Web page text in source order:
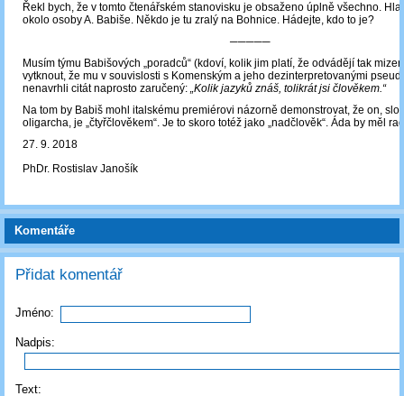
Řekl bych, že v tomto čtenářském stanovisku je obsaženo úplně všechno.
okolo osoby A. Babiše. Někdo je tu zralý na Bohnice. Hádejte, kdo to je?
─────
Musím týmu Babišových „poradců“ (kdoví, kolik jim platí, že odvádějí tak
vytknout, že mu v souvislosti s Komenským a jeho dezinterpretovanými
nenavrhli citát naprosto zaručený: „Kolik jazyků znáš, tolikrát jsi člověkem.“
Na tom by Babiš mohl italskému premiérovi názorně demonstrovat, že on,
oligarcha, je „čtyřčlověkem“. Je to skoro totéž jako „nadčlověk“. Áda by měl
27. 9. 2018
PhDr. Rostislav Janošík
Komentáře
Přidat komentář
Jméno:
Nadpis:
Text: